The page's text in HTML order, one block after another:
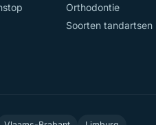
Orthodontie
Soorten tandartsen